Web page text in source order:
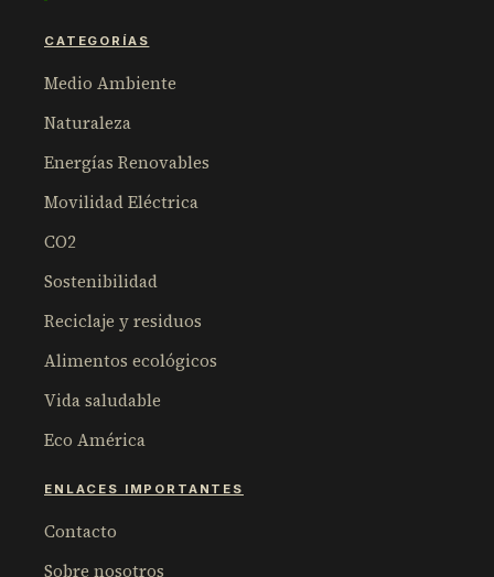
CATEGORÍAS
Medio Ambiente
Naturaleza
Energías Renovables
Movilidad Eléctrica
CO2
Sostenibilidad
Reciclaje y residuos
Alimentos ecológicos
Vida saludable
Eco América
ENLACES IMPORTANTES
Contacto
Sobre nosotros